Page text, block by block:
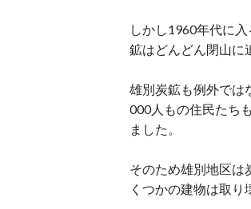
しかし1960年代に
鉱はどんどん閉山に
雄別炭鉱も例外では
000人もの住民たち
ました。
そのため雄別地区は
くつかの建物は取り